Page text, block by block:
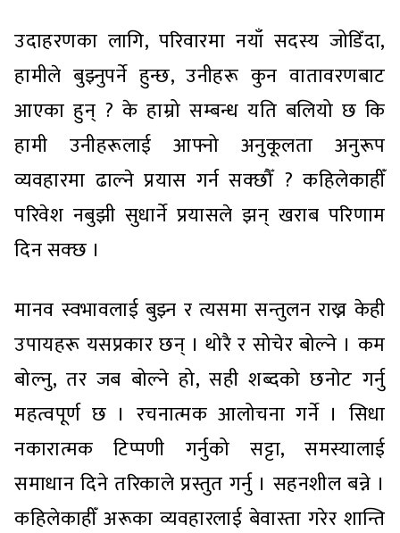
उदाहरणका लागि, परिवारमा नयाँ सदस्य जोडिँदा,
हामीले बुझ्नुपर्ने हुन्छ, उनीहरू कुन वातावरणबाट
आएका हुन् ? के हाम्रो सम्बन्ध यति बलियो छ कि
हामी उनीहरूलाई आफ्नो अनुकूलता अनुरूप
व्यवहारमा ढाल्ने प्रयास गर्न सक्छौँ ? कहिलेकाहीँ
परिवेश नबुझी सुधार्ने प्रयासले झन् खराब परिणाम
दिन सक्छ ।
मानव स्वभावलाई बुझ्न र त्यसमा सन्तुलन राख्न केही
उपायहरू यसप्रकार छन् । थोरै र सोचेर बोल्ने । कम
बोल्नु, तर जब बोल्ने हो, सही शब्दको छनोट गर्नु
महत्वपूर्ण छ । रचनात्मक आलोचना गर्ने । सिधा
नकारात्मक टिप्पणी गर्नुको सट्टा, समस्यालाई
समाधान दिने तरिकाले प्रस्तुत गर्नु । सहनशील बन्ने ।
कहिलेकाहीँ अरूका व्यवहारलाई बेवास्ता गरेर शान्ति